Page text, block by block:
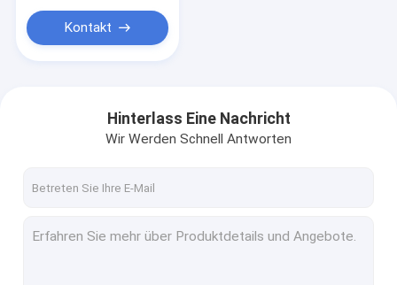
Kontakt
Hinterlass Eine Nachricht
Wir Werden Schnell Antworten